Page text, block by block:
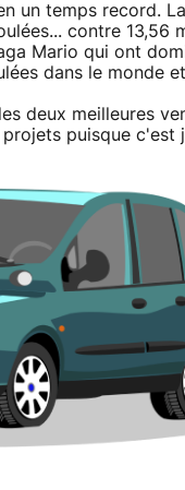
un temps record.
contre
Mario qui ont
dans le monde
deux meilleures
puisque